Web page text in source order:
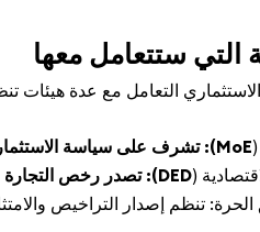
التي ستتعامل معها
التعامل مع عدة هيئات
MoE):
تشرف على سياسة
(
DED):
تصدر رخص التجارة
تنظم إصدار التراخيص